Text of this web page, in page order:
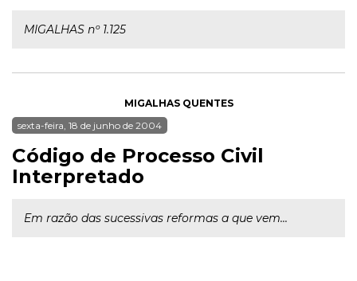
MIGALHAS nº 1.125
MIGALHAS QUENTES
sexta-feira, 18 de junho de 2004
Código de Processo Civil
Interpretado
Em razão das sucessivas reformas a que vem...